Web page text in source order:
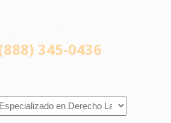
345-0436